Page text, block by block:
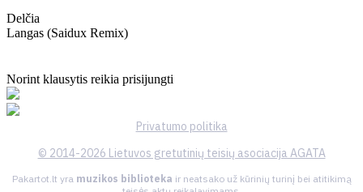
Delčia
Langas (saidux Remix)
Norint klausytis reikia prisijungti
Privatumo politika
© 2014-2026 Lietuvos gretutinių teisių asociacija AGATA
Pakartot.lt yra muzikos biblioteka ir neatsako už kūrinių turinį bei atitikimą